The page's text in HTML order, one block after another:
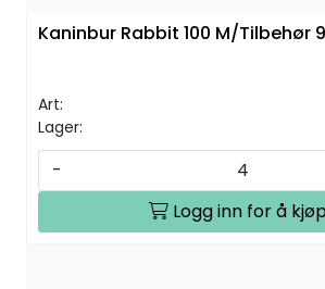
Kaninbur Rabbit 100 M/Tilbehør
Art:
Lager:
-
Logg inn for å